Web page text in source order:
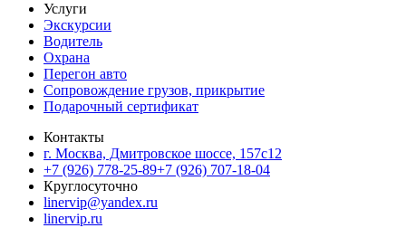
Услуги
Экскурсии
Водитель
Охрана
Перегон авто
Сопровождение грузов, прикрытие
Подарочный сертификат
Контакты
г. Москва, Дмитровское шоссе, 157c12
+7 (926) 778-25-89+7 (926) 707-18-04
Круглосуточно
linervip@yandex.ru
linervip.ru